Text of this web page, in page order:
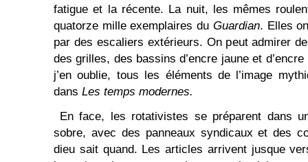
fatigue et la récente. La nuit, les mêmes
quatorze mille exemplaires du Guardian. Elles
par des escaliers extérieurs. On peut admirer
des grilles, des bassins d’encre jaune et
j’en oublie, tous les éléments de l’image
dans Les temps modernes.
En face, les rotativistes se préparent dans
sobre, avec des panneaux syndicaux et des
dieu sait quand. Les articles arrivent jusque